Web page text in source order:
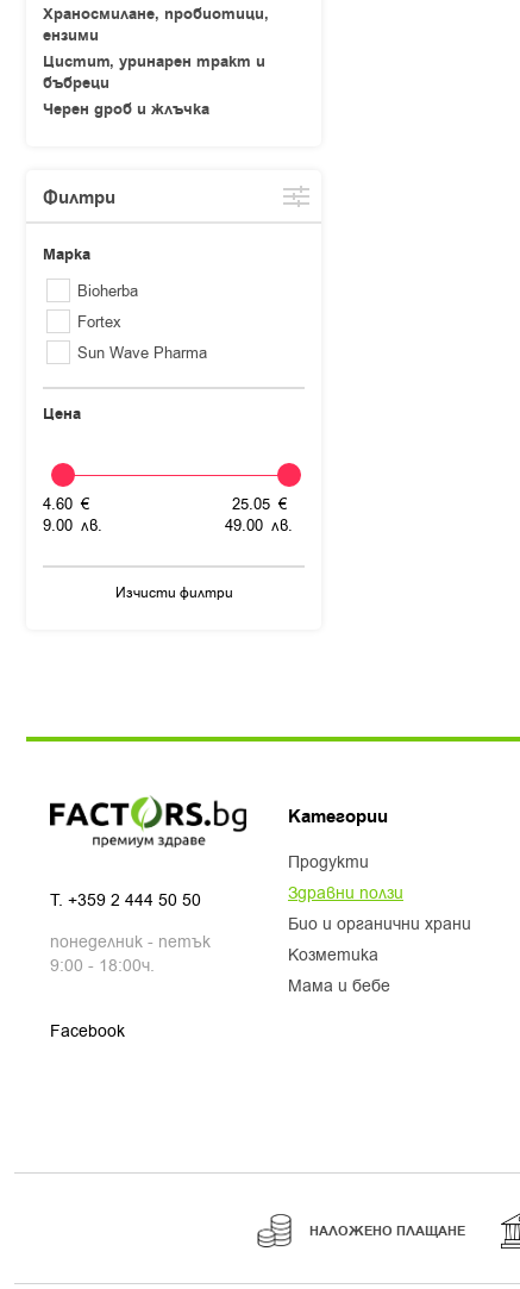
Храносмилане, пробиотици,
ензими
Цистит, уринарен тракт и
бъбреци
Черен дроб и жлъчка
Филтри
Марка
Bioherba
Fortex
Sun Wave Pharma
Цена
4.60 €
9.00 лв.
25.05 €
49.00 лв.
Изчисти филтри
T. +359 2 444 50 50
понеделник - петък
9:00 - 18:00ч.
Facebook
Категории
продукти
здравни ползи
био и органични храни
козметика
мама и бебе
НАЛОЖЕНО ПЛАЩАНЕ